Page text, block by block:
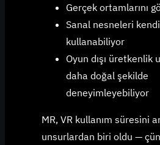
Gerçek ortamlarını
Sanal nesneleri
kullanabiliyor
Oyun dışı üretkenlik
daha doğal şekilde
deneyimleyebiliyor
MR, VR kullanım süresini
unsurlardan biri oldu —